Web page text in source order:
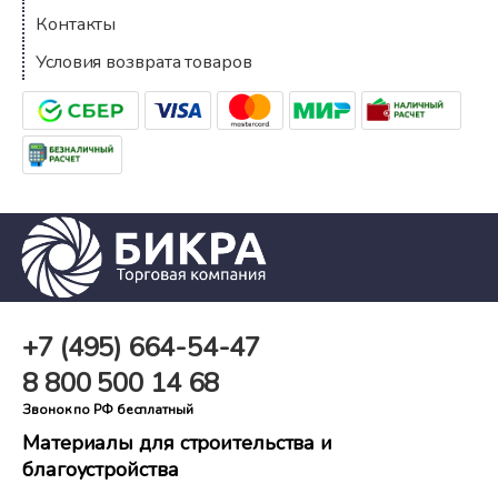
Контакты
Условия возврата товаров
+7 (495) 664-54-47
8 800500 14 68
Звонок по РФ бесплатный
Материалы для строительства и
благоустройства